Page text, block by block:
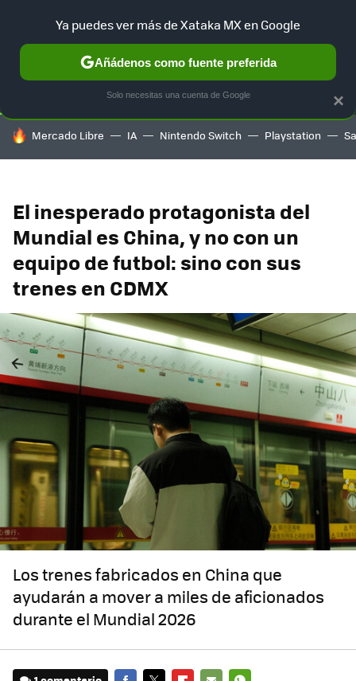
SELECCIÓN GAMING HOME AUTO TERRITORIO
HOY SE HABLA DE
Mercado Libre IA Nintendo Switch Playstation
El inesperado protagonista del
Mundial es China, y no con un
equipo de futbol: sino con sus
trenes en CDMX
Los trenes fabricados en China que
ayudarán a mover a miles de aficionados
durante el Mundial 2026
×
Ya puedes ver más de Xataka MX en Google
Añádenos como fuente preferida
Solo necesitas una cuenta de Google